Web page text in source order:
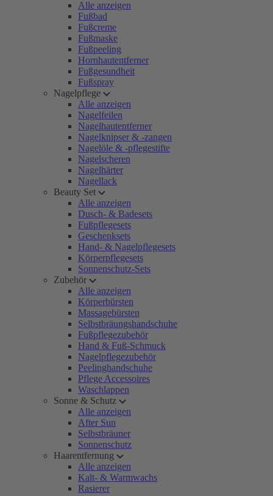
Alle anzeigen
Fußbad
Fußcreme
Fußmaske
Fußpeeling
Hornhautentferner
Fußgesundheit
Fußspray
Nagelpflege
Alle anzeigen
Nagelfeilen
Nagelhautentferner
Nagelknipser & -zangen
Nagelöle & -pflegestifte
Nagelscheren
Nagelhärter
Nagellack
Beauty Set
Alle anzeigen
Dusch- & Badesets
Fußpflegesets
Geschenksets
Hand- & Nagelpflegesets
Körperpflegesets
Sonnenschutz-Sets
Zubehör
Alle anzeigen
Körperbürsten
Massagebürsten
Selbstbräungshandschuhe
Fußpflegezubehör
Hand & Fuß-Schmuck
Nagelpflegezubehör
Peelinghandschuhe
Pflege Accessoires
Waschlappen
Sonne & Schutz
Alle anzeigen
After Sun
Selbstbräuner
Sonnenschutz
Haarentfernung
Alle anzeigen
Kalt- & Warmwachs
Rasierer